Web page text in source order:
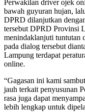
Perwakilan driver ojek
bawah guyuran hujan,
DPRD dilanjutkan
tersebut DPRD Provinsi
menindaklanjuti tuntutan
pada dialog tersebut
Lampung terdapat
online.
“Gagasan ini kami
jauh terkait penyusunan
rasa juga dapat
lebih lengkap untuk